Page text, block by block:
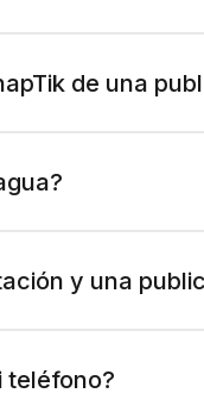
de una
y una
teléfono?